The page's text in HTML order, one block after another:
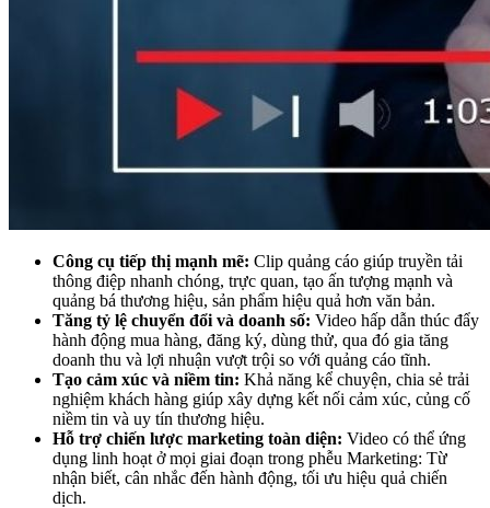
Công cụ tiếp thị mạnh mẽ: Clip quảng cáo giúp truyền tải
thông điệp nhanh chóng, trực quan, tạo ấn tượng mạnh và
quảng bá thương hiệu, sản phẩm hiệu quả hơn văn bản.
Tăng tỷ lệ chuyển đổi và doanh số: Video hấp dẫn thúc đẩy
hành động mua hàng, đăng ký, dùng thử, qua đó gia tăng
doanh thu và lợi nhuận vượt trội so với quảng cáo tĩnh.
Tạo cảm xúc và niềm tin: Khả năng kể chuyện, chia sẻ trải
nghiệm khách hàng giúp xây dựng kết nối cảm xúc, củng cố
niềm tin và uy tín thương hiệu.
Hỗ trợ chiến lược marketing toàn diện: Video có thể ứng
dụng linh hoạt ở mọi giai đoạn trong phễu Marketing: Từ
nhận biết, cân nhắc đến hành động, tối ưu hiệu quả chiến
dịch.